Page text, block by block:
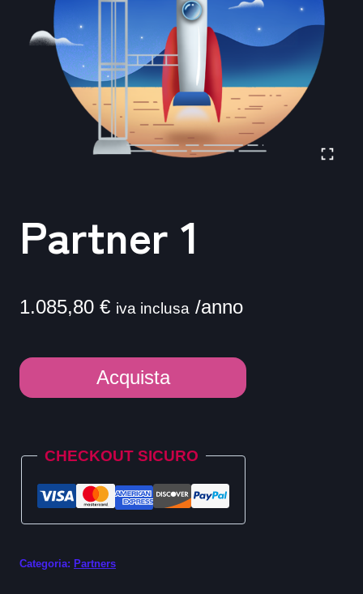
Partner 1
1.085,80 € iva inclusa /anno
Partner
1
Acquista
CHECKOUT SICURO
Categoria: Partners